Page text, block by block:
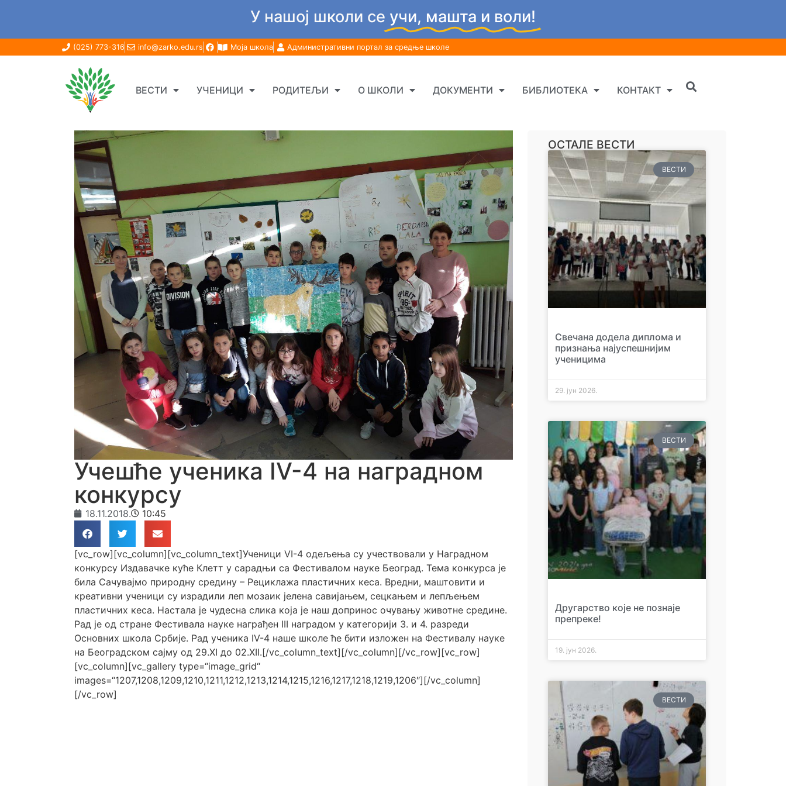
У нашој школи се учи, машта и воли!
(025) 773-316 info@zarko.edu.rs Моја школа Административни портал за средње школе
ВЕСТИ УЧЕНИЦИ РОДИТЕЉИ О ШКОЛИ ДОКУМЕНТИ БИБЛИОТЕКА КОНТАКТ
Учешће ученика IV-4 на наградном
конкурсу
18.11.2018. 10:45
[vc_row][vc_column][vc_column_text]Ученици VI-4 одељења су учествовали у Наградном
конкурсу Издавачке куће Клетт у сарадњи са Фестивалом науке Београд. Тема конкурса је
била Сачувајмо природну средину – Рециклажа пластичних кеса. Вредни, маштовити и
креативни ученици су израдили леп мозаик јелена савијањем, сецкањем и лепљењем
пластичних кеса. Настала је чудесна слика која је наш допринос очувању животне средине.
Рад је од стране Фестивала науке награђен III наградом у категорији 3. и 4. разреди
Основних школа Србије. Рад ученика IV-4 наше школе ће бити изложен на Фестивалу науке
на Београдском сајму од 29.XI до 02.XII.[/vc_column_text][/vc_column][/vc_row][vc_row]
[vc_column][vc_gallery type=“image_grid“
images=“1207,1208,1209,1210,1211,1212,1213,1214,1215,1216,1217,1218,1219,1206″][/vc_column]
[/vc_row]
ОСТАЛЕ ВЕСТИ
ВЕСТИ
Свечана додела диплома и
признања најуспешнијим
ученицима
29. јун 2026.
ВЕСТИ
Другарство које не познаје
препреке!
19. јун 2026.
ВЕСТИ